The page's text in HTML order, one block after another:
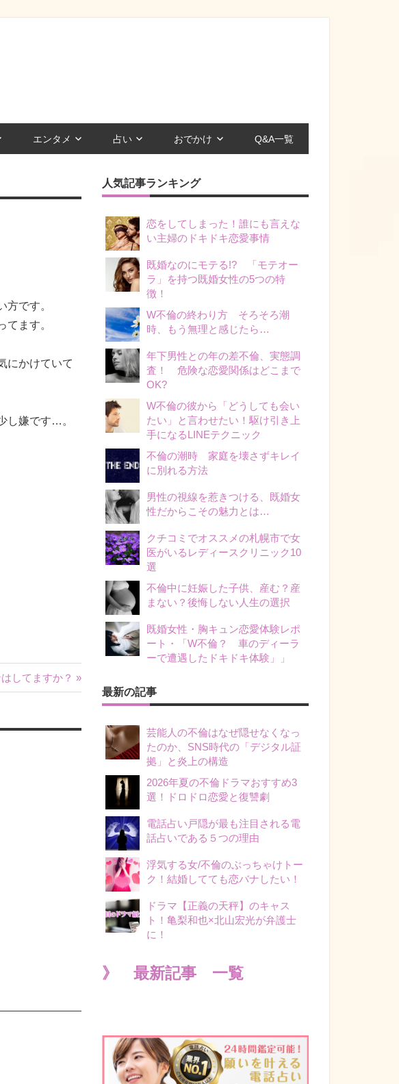
エンタメ 占い おでかけ Q&A一覧
です。
ます。
にかけていて
し嫌です…。
してますか？ »
人気記事ランキング
恋をしてしまった！誰にも言えな
い主婦のドキドキ恋愛事情
既婚なのにモテる!? 「モテオー
ラ」を持つ既婚女性の5つの特
徴！
W不倫の終わり方 そろそろ潮
時、もう無理と感じたら…
年下男性との年の差不倫、実態調
査！ 危険な恋愛関係はどこまで
OK?
W不倫の彼から「どうしても会い
たい」と言わせたい！駆け引き上
手になるLINEテクニック
不倫の潮時 家庭を壊さずキレイ
に別れる方法
男性の視線を惹きつける、既婚女
性だからこその魅力とは…
クチコミでオススメの札幌市で女
医がいるレディースクリニック10
選
不倫中に妊娠した子供、産む？産
まない？後悔しない人生の選択
既婚女性・胸キュン恋愛体験レポ
ート・「W不倫？ 車のディーラ
ーで遭遇したドキドキ体験」」
最新の記事
芸能人の不倫はなぜ隠せなくなっ
たのか、SNS時代の「デジタル証
拠」と炎上の構造
2026年夏の不倫ドラマおすすめ3
選！ドロドロ恋愛と復讐劇
電話占い戸隠が最も注目される電
話占いである５つの理由
浮気する女/不倫のぶっちゃけトー
ク！結婚してても恋バナしたい！
ドラマ【正義の天秤】のキャス
ト！亀梨和也×北山宏光が弁護士
に！
》 最新記事 一覧